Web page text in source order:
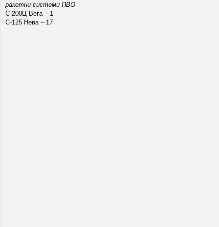
ракетни системи ПВО
С-200Ц Вега – 1
С-125 Нева – 17